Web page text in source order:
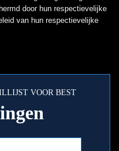
door hun respectievelijke
van hun respectievelijke
VOOR BEST